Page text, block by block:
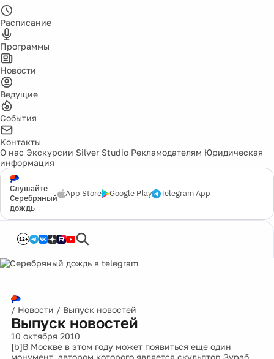
Расписание
Программы
Новости
Ведущие
События
Контакты
О нас Экскурсии Silver Studio Рекламодателям Юридическая
информация
Слушайте
Серебряный
дождь
App Store Google Play Telegram App
12+
/ Новости / Выпуск новостей
Выпуск новостей
10 октября 2010
[b]В Москве в этом году может появиться еще один